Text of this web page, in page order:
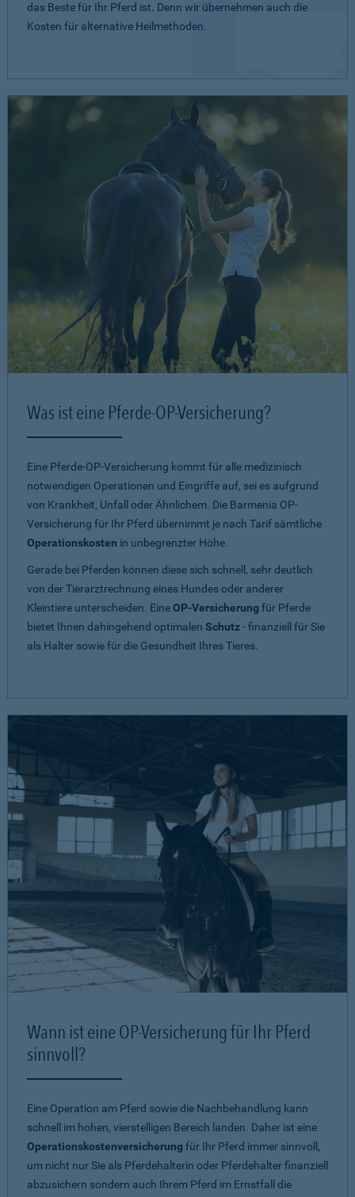
das Beste für Ihr Pferd ist. Denn wir übernehmen auch die
Kosten für alternative Heilmethoden.
Was ist eine Pferde-OP-Versicherung?
Eine Pferde-OP-Versicherung kommt für alle medizinisch
notwendigen Operationen und Eingriffe auf, sei es aufgrund
von Krankheit, Unfall oder Ähnlichem. Die Barmenia OP-
Versicherung für Ihr Pferd übernimmt je nach Tarif sämtliche
Operationskosten in unbegrenzter Höhe.
Gerade bei Pferden können diese sich schnell, sehr deutlich
von der Tierarztrechnung eines Hundes oder anderer
Kleintiere unterscheiden. EineOP-Versicherung für Pferde
bietet Ihnen dahingehend optimalen Schutz- finanziell für Sie
als Halter sowie für die Gesundheit Ihres Tieres.
Wann ist eine OP-Versicherung für Ihr Pferd
sinnvoll?
Eine Operation am Pferd sowie die Nachbehandlung kann
schnell im hohen, vierstelligen Bereich landen. Daher ist eine
Operationskostenversicherung für Ihr Pferd immer sinnvoll,
um nicht nur Sie als Pferdehalterin oder Pferdehalter finanziell
abzusichern sondern auch Ihrem Pferd im Ernstfall die